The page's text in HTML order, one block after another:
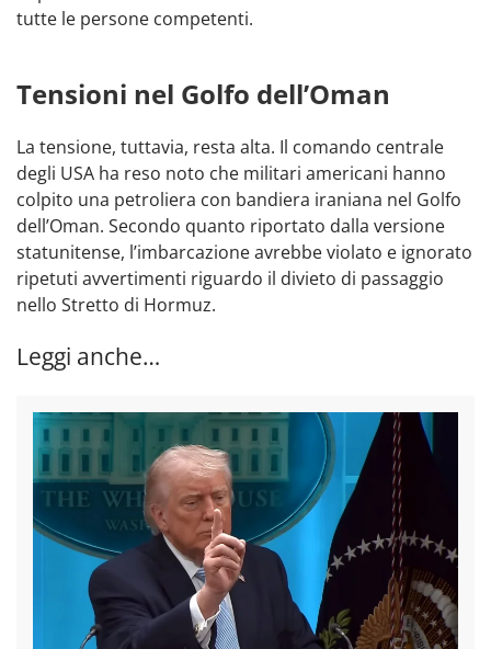
tutte le persone competenti.
Tensioni nel Golfo dell’Oman
La tensione, tuttavia, resta alta. Il comando centrale
degli USA ha reso noto che militari americani hanno
colpito una petroliera con bandiera iraniana nel Golfo
dell’Oman. Secondo quanto riportato dalla versione
statunitense, l’imbarcazione avrebbe violato e ignorato
ripetuti avvertimenti riguardo il divieto di passaggio
nello Stretto di Hormuz.
Leggi anche…